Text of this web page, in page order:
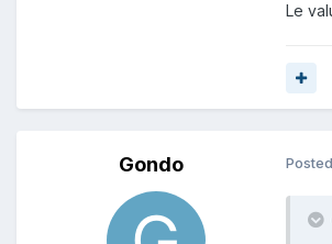
Le
Gondo Posted